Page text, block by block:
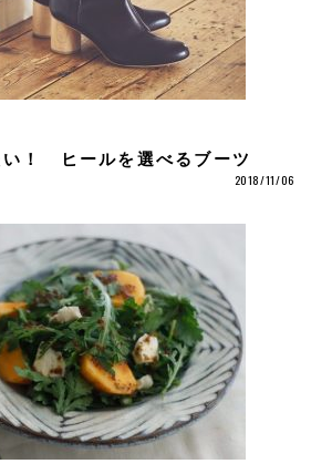
い！ ヒールを選べるブーツ
2018/11/06